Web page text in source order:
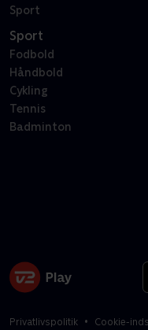
Sport
Sport
Fodbold
Håndbold
Cykling
Tennis
Badminton
Privatlivspolitik Cookie-